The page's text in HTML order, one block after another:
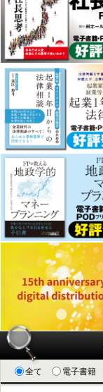
全て 電子書籍